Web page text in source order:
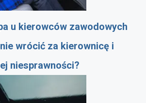
u kierowców zawodowych
wrócić za kierownicę i
niesprawności?